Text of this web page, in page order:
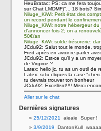
HeuBratac: PS: ca me fera
sur Chat LMDMF)"... 18 bots?
Niluge_KiWi: Petit état des
un record pendant le
Niluge_KiWi: notre hébergeur du
d'annoncer fois 2; on a
50€/an
Niluge_KiWi: solde trésorerie:
JCdu92: Salut tout le monde,
Fred après en avoir re-parler
JCdu92: Est-ce qu’il y a un
de Virginie ?
Latex: hello jc, tu as un outil de
Latex: si tu cliques la case
tu devrais trouver ton bonheur
JCdu92: Excellent!!!! Merci
Aller sur le chat
Dernières signatures
25/12/2021
aieaie Super !
3/9/2019 DantonKull waaaa